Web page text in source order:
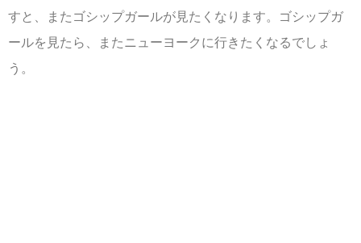
すと、またゴシップガールが見たくなります。ゴシップガ
ールを見たら、またニューヨークに行きたくなるでしょ
う。